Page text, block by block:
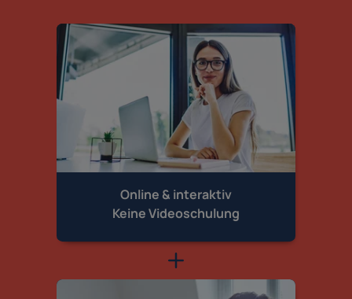
Online & interaktiv
Keine Videoschulung